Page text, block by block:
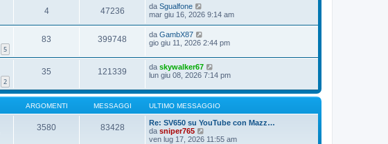
4 47236 da Sgualfone
mar giu 16, 2026 9:14 am
5
83 399748 da GambX87
gio giu 11, 2026 2:44 pm
2
35 121339 da skywalker67
lun giu 08, 2026 7:14 pm
ARGOMENTI MESSAGGI ULTIMO MESSAGGIO
3580 83428
Re: SV650 su YouTube con Mazz…
da sniper765
e
ven lug 17, 2026 11:55 am